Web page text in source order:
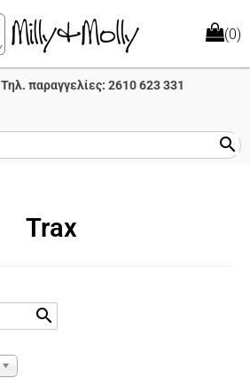
(0)
Τηλ. παραγγελίες: 2610 623 331
search
Trax
search